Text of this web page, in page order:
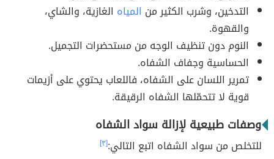
التدخين، وشرب الكثير من المياه الغازية، والشاي،
والقهوة.
النوم دون تنظيف الوجه من مستحضرات التجميل.
الحساسية وجفاف الشفاه.
تمرير اللسان على الشفاه، فاللعاب يحتوي على أزيمات
قوية لا تتحمّلها الشفاه الرقيقة.
وصفات طبيعية لإزالة سواد الشفاه
للتخلص من سواد الشفاه اتبع التالي:[٣]